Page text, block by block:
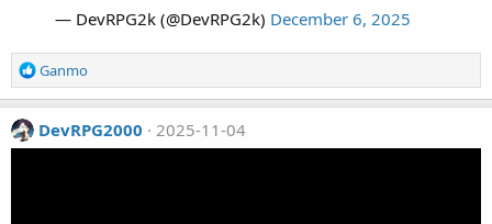
— DevRPG2k (@DevRPG2k) December 6, 2025
R
e
a
c
t
Ganmo
DevRPG2000 2025-11-04